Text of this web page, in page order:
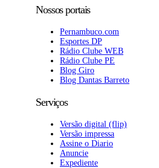
Nossos portais
Pernambuco.com
Esportes DP
Rádio Clube WEB
Rádio Clube PE
Blog Giro
Blog Dantas Barreto
Serviços
Versão digital (flip)
Versão impressa
Assine o Diario
Anuncie
Expediente